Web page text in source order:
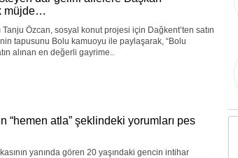
müjde…
Özcan, sosyal konut projesi için Dağkent’ten satın
tapusunu Bolu kamuoyu ile paylaşarak, “Bolu
alınan en değerli gayrime..
“hemen atla” şeklindeki yorumları pes
yanında gören 20 yaşındaki gencin intihar